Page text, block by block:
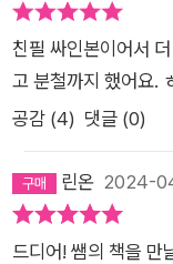
친필 싸인본이어서
고 분철까지 했어요.
공감 (4) 댓글 (0)
린온 2024-
드디어! 쌤의 책을 만